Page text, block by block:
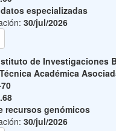
especializadas
30/jul/2026
de Investigaciones
Académica
recursos genómicos
30/jul/2026